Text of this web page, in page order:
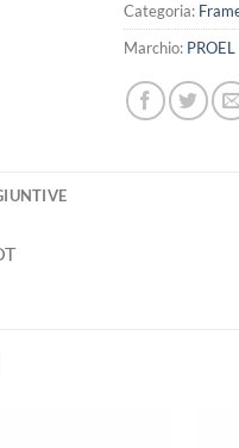
Categoria:
Marchio: